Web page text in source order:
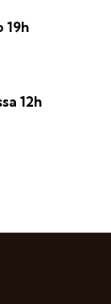
19h
12h